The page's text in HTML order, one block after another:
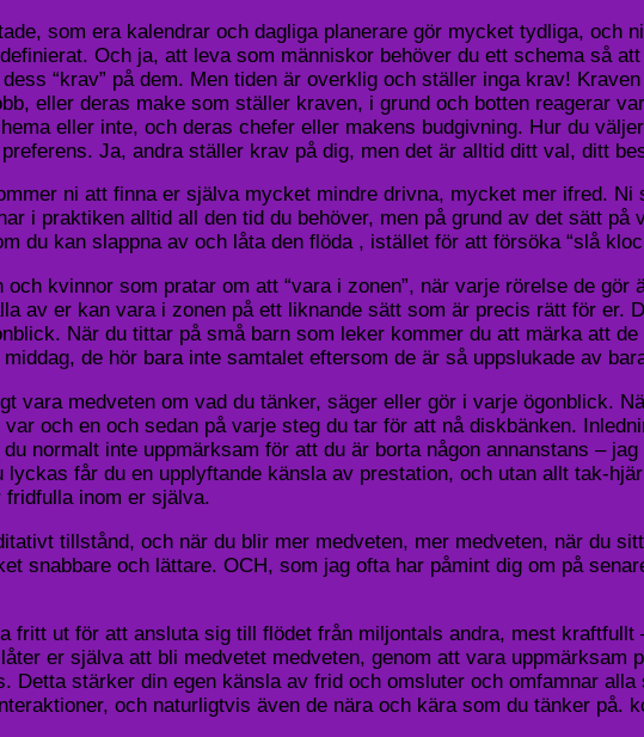
som era kalendrar och dagliga planerare gör mycket tydliga, och
Och ja, att leva som människor behöver du ett schema så
“krav” på dem. Men tiden är overklig och ställer inga krav!
eller deras make som ställer kraven, i grund och botten reagerar
eller inte, och deras chefer eller makens budgivning. Hur du
Ja, andra ställer krav på dig, men det är alltid ditt val, ditt
ni att finna er själva mycket mindre drivna, mycket mer ifred.
i praktiken alltid all den tid du behöver, men på grund av det sätt
du kan slappna av och låta den flöda , istället för att försöka “slå
kvinnor som pratar om att “vara i zonen”, när varje rörelse de
av er kan vara i zonen på ett liknande sätt som är precis rätt för er.
När du tittar på små barn som leker kommer du att märka att
de hör bara inte samtalet eftersom de är så uppslukade av
vara medveten om vad du tänker, säger eller gör i varje ögonblick.
och en och sedan på varje steg du tar för att nå diskbänken.
normalt inte uppmärksam för att du är borta någon annanstans –
får du en upplyftande känsla av prestation, och utan allt tak-
inom er själva.
tillstånd, och när du blir mer medveten, mer medveten, när du
snabbare och lättare. OCH, som jag ofta har påmint dig om på
fritt ut för att ansluta sig till flödet från miljontals andra, mest
er själva att bli medvetet medveten, genom att vara uppmärksam
Detta stärker din egen känsla av frid och omsluter och omfamnar
och naturligtvis även de nära och kära som du tänker på.